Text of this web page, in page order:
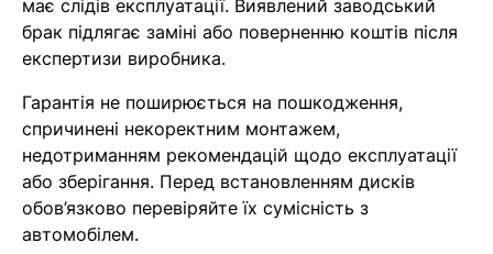
має слідів експлуатації. Виявлений заводський
брак підлягає заміні або поверненню коштів після
експертизи виробника.
Гарантія не поширюється на пошкодження,
спричинені некоректним монтажем,
недотриманням рекомендацій щодо експлуатації
або зберігання. Перед встановленням дисків
обов’язково перевіряйте їх сумісність з
автомобілем.